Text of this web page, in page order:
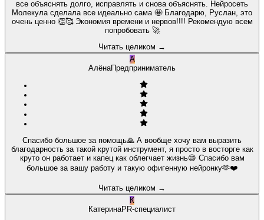
все объяснять долго, исправлять и снова объяснять. Нейросеть
Молекула сделала все идеально сама 🤩 Благодарю, Руслан, это
очень ценно 👏🥰 Экономия времени и нервов!!!! Рекомендую всем
попробовать 🚀
Читать целиком →
А
АлёнаПредприниматель
Спасибо большое за помощь🙏 А вообще хочу вам выразить
благодарность за такой крутой инструмент, я просто в восторге как
круто он работает и капец как облегчает жизнь😄 Спасибо вам
большое за вашу работу и такую офигенную нейронку🫶❤️
Читать целиком →
К
КатеринаPR-специалист